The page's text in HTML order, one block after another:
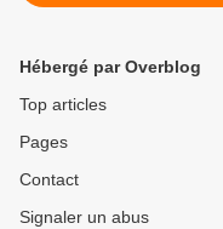
Hébergé par Overblog
Top articles
Pages
Contact
Signaler un abus